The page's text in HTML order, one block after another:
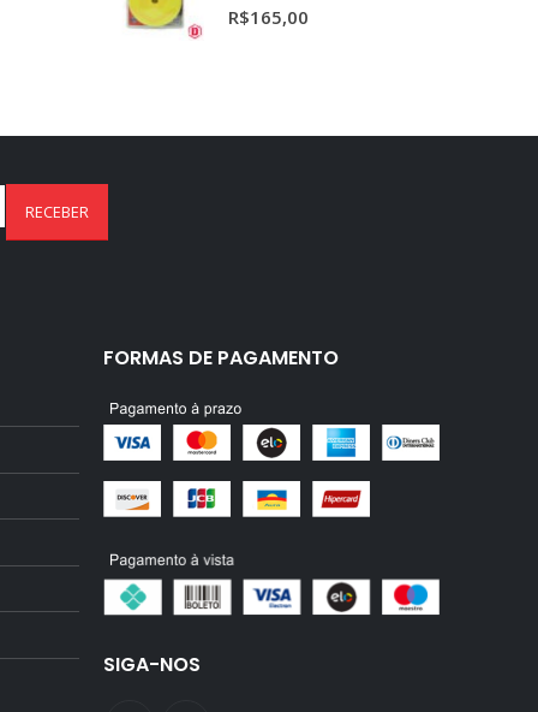
5.00
R$165,00
FORMAS DE PAGAMENTO
SIGA-NOS